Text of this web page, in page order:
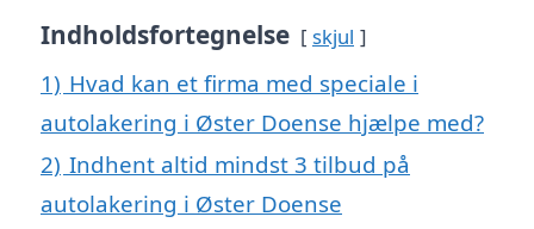
Indholdsfortegnelse skjul
1) Hvad kan et firma med speciale i
autolakering i Øster Doense hjælpe med?
2) Indhent altid mindst 3 tilbud på
autolakering i Øster Doense